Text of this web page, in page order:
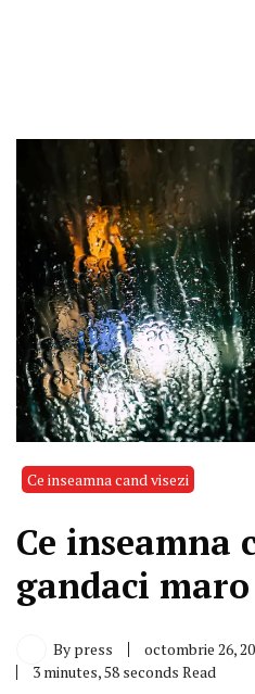
Ce inseamna cand visezi
Ce inseamna
gandaci maro
By press
octombrie 26,
3 minutes, 58 seconds Read